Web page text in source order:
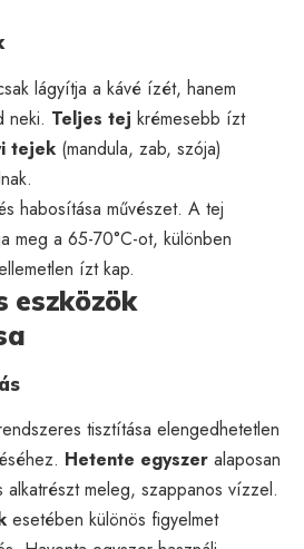
lágyítja a kávé ízét, hanem
neki. Teljes tej krémesebb ízt
tejek (mandula, zab, szója)
habosítása művészet. A tej
meg a 65-70°C-ot, különben
ízt kap.
eszközök
tisztítása elengedhetetlen
Hetente egyszer alaposan
meleg, szappanos vízzel.
esetében különös figyelmet